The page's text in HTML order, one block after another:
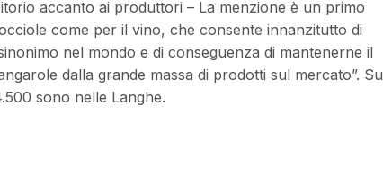
accanto ai produttori – La menzione è un primo
come per il vino, che consente innanzitutto di
nel mondo e di conseguenza di mantenerne il
dalla grande massa di prodotti sul mercato”. Su
sono nelle Langhe.